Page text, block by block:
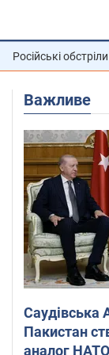
Російські обстріли
Важливе
Саудівська
Пакистан
аналог